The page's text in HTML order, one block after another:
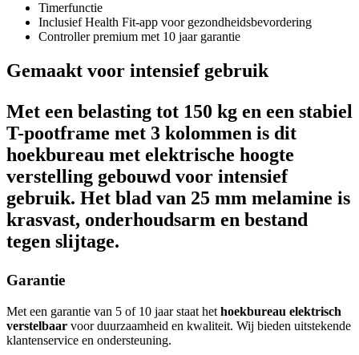
Timerfunctie
Inclusief Health Fit-app voor gezondheidsbevordering
Controller premium met 10 jaar garantie
Gemaakt voor intensief gebruik
Met een belasting tot 150 kg en een stabiel
T-pootframe met 3 kolommen is dit
hoekbureau met elektrische hoogte
verstelling gebouwd voor intensief
gebruik. Het blad van 25 mm melamine is
krasvast, onderhoudsarm en bestand
tegen slijtage.
Garantie
Met een garantie van 5 of 10 jaar staat het hoekbureau elektrisch
verstelbaar voor duurzaamheid en kwaliteit. Wij bieden uitstekende
klantenservice en ondersteuning.